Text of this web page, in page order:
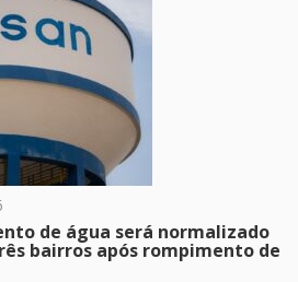
de água será normalizado
bairros após rompimento de